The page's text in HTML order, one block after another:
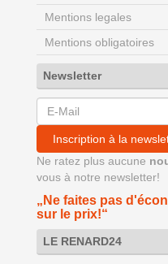
Mentions legales
Mentions obligatoires
Newsletter
Inscription à la
Ne ratez plus aucune
vous à notre newsletter!
„Ne faites pas
sur le prix!“
LE RENARD24